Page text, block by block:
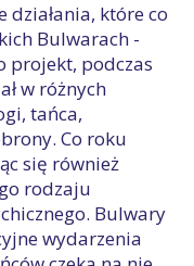
działania, które co
Bulwarach -
projekt, podczas
w różnych
tańca,
Co roku
się również
rodzaju
Bulwary
wydarzenia